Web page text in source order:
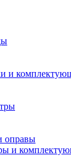
и
оправы
и